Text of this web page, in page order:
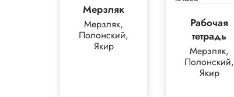
Мерзляк
Мерзляк,
Полонский,
Якир
Рабочая
тетрадь
Мерзляк,
Полонский,
Якир